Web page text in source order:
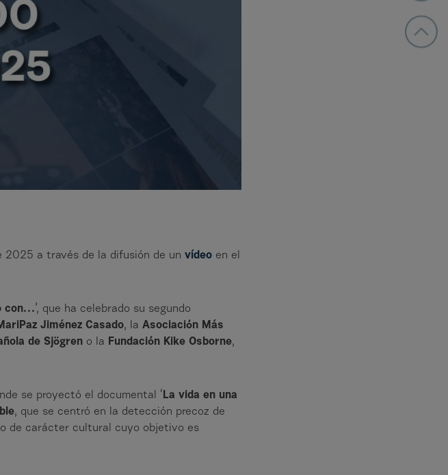
2025 a través de la difusión de un vídeo en el
con…’, que ha celebrado su segundo
Jiménez Casado, la Asociación Más
de Sjögren o la Fundación Kike Osborne,
se proyectó el documental ‘ La vida en una
, que se centró en la detección precoz de
de carácter cultural cuyo objetivo es